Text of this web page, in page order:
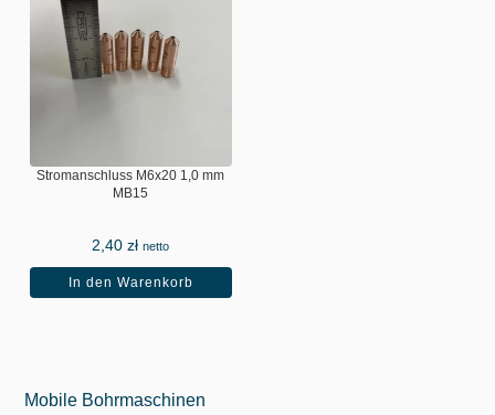
Stromanschluss M6x20 1,0 mm
MB15
2,40zł netto
In den Warenkorb
Mobile Bohrmaschinen